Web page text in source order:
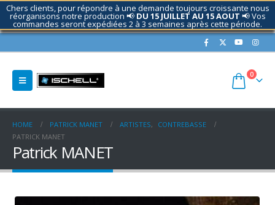
Chers clients, pour répondre à une demande toujours croissante nous
réorganisons notre production 📢 DU 15 JUILLET AU 15 AOUT 📢 Vos
commandes seront expédiées 2 à 3 semaines après cette période.
Contactez nous si nécessaire.
0
HOME PATRICK MANET ARTISTES,
CONTREBASSE
PATRICK MANET
Patrick MANET